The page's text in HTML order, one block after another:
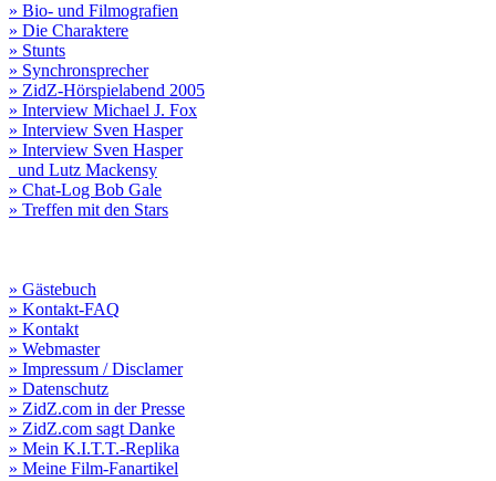
» Bio- und Filmografien
» Die Charaktere
» Stunts
» Synchronsprecher
» ZidZ-Hörspielabend 2005
» Interview Michael J. Fox
» Interview Sven Hasper
» Interview Sven Hasper
und Lutz Mackensy
» Chat-Log Bob Gale
» Treffen mit den Stars
» Gästebuch
» Kontakt-FAQ
» Kontakt
» Webmaster
» Impressum / Disclamer
» Datenschutz
» ZidZ.com in der Presse
» ZidZ.com sagt Danke
» Mein K.I.T.T.-Replika
» Meine Film-Fanartikel